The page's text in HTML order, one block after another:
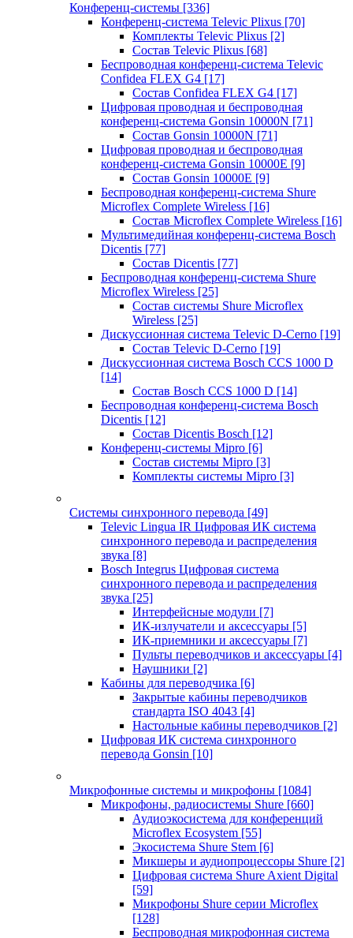
Конференц-системы [336]
Конференц-система Televic Plixus [70]
Комплекты Televic Plixus [2]
Состав Televic Plixus [68]
Беспроводная конференц-система Televic
Confidea FLEX G4 [17]
Состав Confidea FLEX G4 [17]
Цифровая проводная и беспроводная
конференц-система Gonsin 10000N [71]
Состав Gonsin 10000N [71]
Цифровая проводная и беспроводная
конференц-система Gonsin 10000E [9]
Состав Gonsin 10000E [9]
Беспроводная конференц-система Shure
Microflex Complete Wireless [16]
Состав Microflex Complete Wireless [16]
Мультимедийная конференц-система Bosch
Dicentis [77]
Состав Dicentis [77]
Беспроводная конференц-система Shure
Microflex Wireless [25]
Состав системы Shure Microflex
Wireless [25]
Дискуссионная система Televic D-Cerno [19]
Состав Televic D-Cerno [19]
Дискуссионная система Bosch CCS 1000 D
[14]
Состав Bosch CCS 1000 D [14]
Беспроводная конференц-система Bosch
Dicentis [12]
Состав Dicentis Bosch [12]
Конференц-системы Mipro [6]
Состав системы Mipro [3]
Комплекты системы Mipro [3]
Системы синхронного перевода [49]
Televic Lingua IR Цифровая ИК система
синхронного перевода и распределения
звука [8]
Bosch Integrus Цифровая система
синхронного перевода и распределения
звука [25]
Интерфейсные модули [7]
ИК-излучатели и аксессуары [5]
ИК-приемники и аксессуары [7]
Пульты переводчиков и аксессуары [4]
Наушники [2]
Кабины для переводчика [6]
Закрытые кабины переводчиков
стандарта ISO 4043 [4]
Настольные кабины переводчиков [2]
Цифровая ИК система синхронного
перевода Gonsin [10]
Микрофонные системы и микрофоны [1084]
Микрофоны, радиосистемы Shure [660]
Аудиоэкосистема для конференций
Microflex Ecosystem [55]
Экосистема Shure Stem [6]
Микшеры и аудиопроцессоры Shure [2]
Цифровая система Shure Axient Digital
[59]
Микрофоны Shure серии Microflex
[128]
Беспроводная микрофонная система